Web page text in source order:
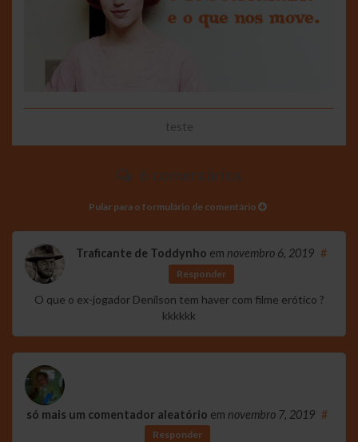
teste
6 comentários
Pular para o formulário de comentário
Traficante de Toddynho em novembro 6, 2019 #
Responder
O que o ex-jogador Denílson tem haver com filme erótico ?
kkkkkk
só mais um comentador aleatório em novembro 7, 2019 #
Responder